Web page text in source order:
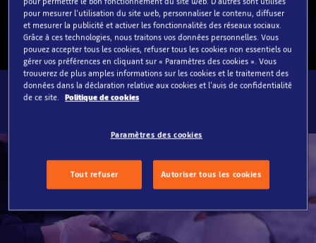
pour mesurer l'utilisation du site web, personnaliser le contenu, diffuser
et mesurer la publicité et activer les fonctionnalités des réseaux sociaux.
Grâce à ces technologies, nous traitons vos données personnelles. Vous
pouvez accepter tous les cookies, refuser tous les cookies non essentiels ou
gérer vos préférences en cliquant sur « Paramètres des cookies ». Vous
trouverez de plus amples informations sur les cookies et le traitement des
données dans la déclaration relative aux cookies et l'avis de confidentialité
de ce site.
Politique de cookies
Paramètres des cookies
Tout refuser Autoriser tous les cookies